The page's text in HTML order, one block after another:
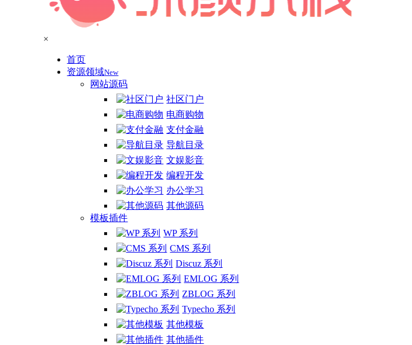
×
首页
资源领域New
网站源码
社区门户
电商购物
支付金融
导航目录
文娱影音
编程开发
办公学习
其他源码
模板插件
WP 系列
CMS 系列
Discuz 系列
EMLOG 系列
ZBLOG 系列
Typecho 系列
其他模板
其他插件